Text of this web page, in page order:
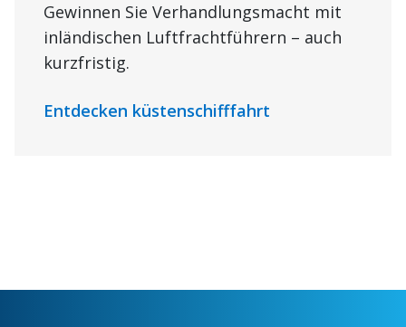
Gewinnen Sie Verhandlungsmacht mit
inländischen Luftfrachtführern – auch
kurzfristig.
Entdecken küstenschifffahrt